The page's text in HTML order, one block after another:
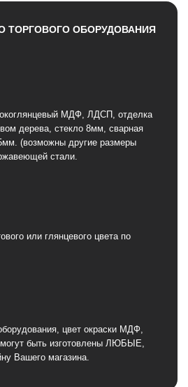
ТОРГОВОГО ОБОРУДОВАНИЯ
МДФ, ЛДСП, отделка
дерева, стекло 8мм, сварная
(возможны другие размеры
стали.
или глянцевого цвета по
цвет окраски МДФ,
могут быть изготовлены ЛЮБЫЕ,
Вашего магазина.